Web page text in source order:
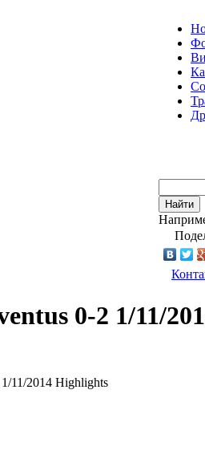
Найти
0-2 1/11/